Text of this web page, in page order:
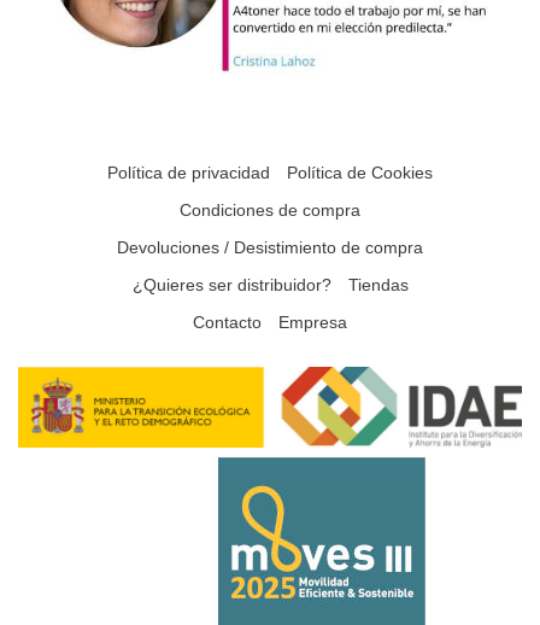
Política de privacidad
Política de Cookies
Condiciones de compra
Devoluciones / Desistimiento de compra
¿Quieres ser distribuidor?
Tiendas
Contacto
Empresa